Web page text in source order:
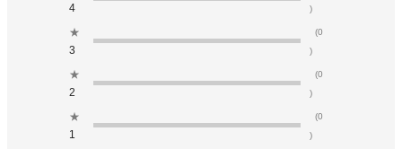
4
)
★
3
(0
)
★
2
(0
)
★
1
(0
)